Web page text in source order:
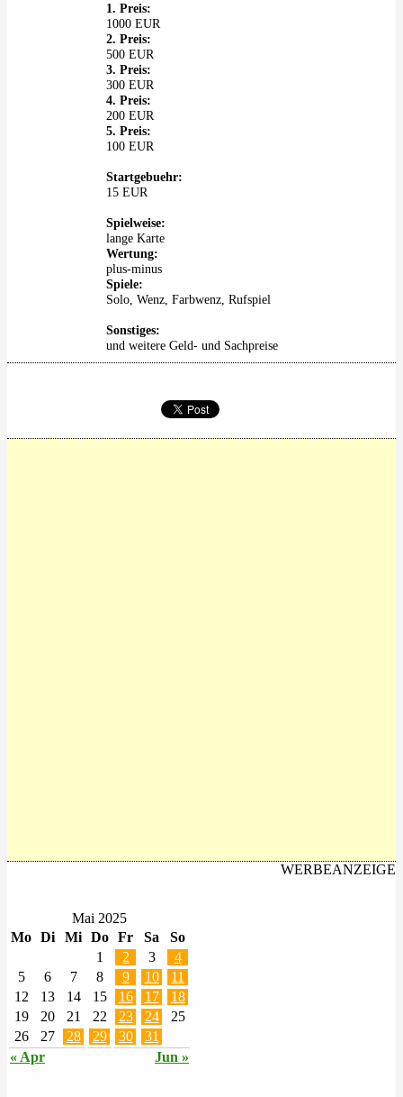
1. Preis:
1000 EUR
2. Preis:
500 EUR
3. Preis:
300 EUR
4. Preis:
200 EUR
5. Preis:
100 EUR
Startgebuehr:
15 EUR
Spielweise:
lange Karte
Wertung:
plus-minus
Spiele:
Solo, Wenz, Farbwenz, Rufspiel
Sonstiges:
und weitere Geld- und Sachpreise
WERBEANZEIGE
Mai 2025
Mo Di Mi Do Fr Sa So
« Apr Jun »
1 2 3
4
5
6 7 8 9 10
11
12
13 14 15 16 17
18
19
20 21 22 23 24
25
26
27 28 29 30 31